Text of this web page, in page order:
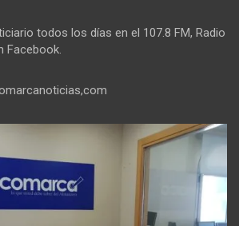
todos los días en el 107.8 FM, Radio
Facebook.